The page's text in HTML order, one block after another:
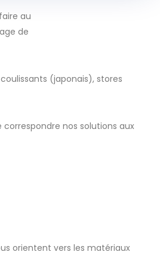
au
de
(japonais), stores
nos solutions aux
orientent vers les matériaux